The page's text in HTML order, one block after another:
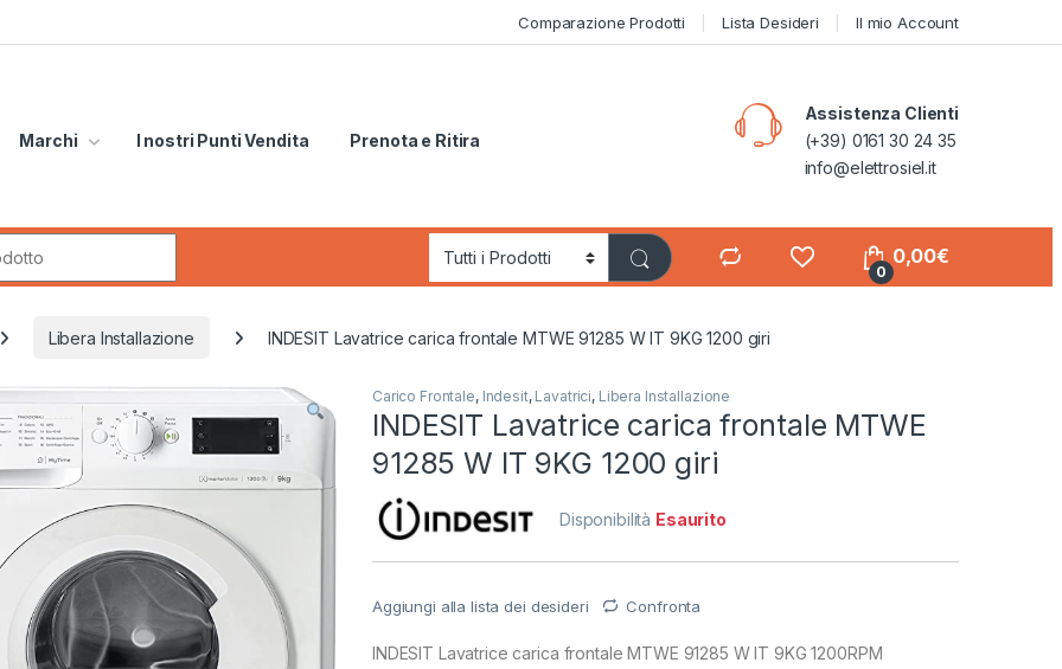
Comparazione Prodotti Lista Desideri Il mio Account
Marchi I nostri Punti Vendita Prenota e Ritira
Assistenza Clienti
(+39) 0161 30 24 35
info@elettrosiel.it
0
0,00€
Libera Installazione INDESIT Lavatrice carica frontale MTWE 91285 W IT 9KG 1200 giri
Carico Frontale, Indesit, Lavatrici, Libera Installazione
INDESIT Lavatrice carica frontale MTWE
91285 W IT 9KG 1200 giri
Disponibilità Esaurito
Aggiungi alla lista dei desideri Confronta
INDESIT Lavatrice carica frontale MTWE 91285 W IT 9KG 1200RPM